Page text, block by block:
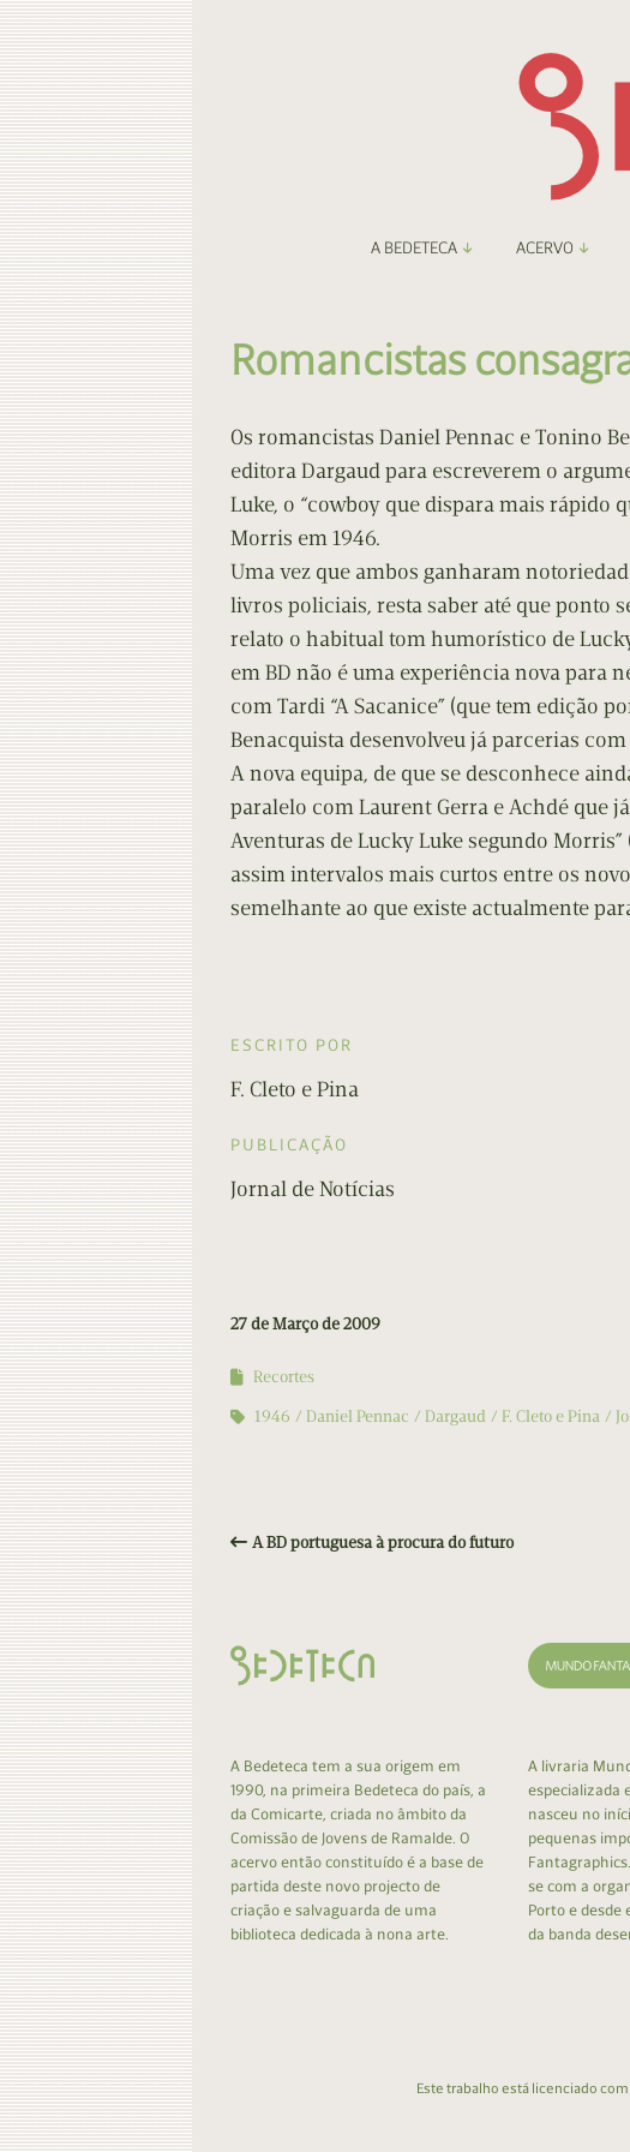
A BEDETECA
Amigos da Bedeteca
O Porto e a BD
Contacto
ACERVO
Fanzineteca
Fanzineteca
Doação de
Romancistas
Os romancistas Daniel Pennac e Tonino
editora Dargaud para escreverem o
Luke, o “cowboy que dispara mais rápido
Morris em 1946.
Uma vez que ambos ganharam
livros policiais, resta saber até que ponto
relato o habitual tom humorístico de
em BD não é uma experiência nova para
com Tardi “A Sacanice” (que tem edição
Benacquista desenvolveu já parcerias
A nova equipa, de que se desconhece
paralelo com Laurent Gerra e Achdé que
Aventuras de Lucky Luke segundo
assim intervalos mais curtos entre os
semelhante ao que existe actualmente
ESCRITO POR
F. Cleto e Pina
PUBLICAÇÃO
Jornal de Notícias
27 de Março de 2009
Recortes
1946
Daniel Pennac Dargaud F. Cleto e Pina
A BD portuguesa à procura do futuro
A Bedeteca tem a sua origem em
1990, na primeira Bedeteca do país, a
da Comicarte, criada no âmbito da
Comissão de Jovens de Ramalde. O
acervo então constituído é a base de
partida deste novo projecto de
criação e salvaguarda de uma
biblioteca dedicada à nona arte.
A livraria
especializada
nasceu no
pequenas
se com a
Porto e desde
da banda
Este trabalho está licenciado